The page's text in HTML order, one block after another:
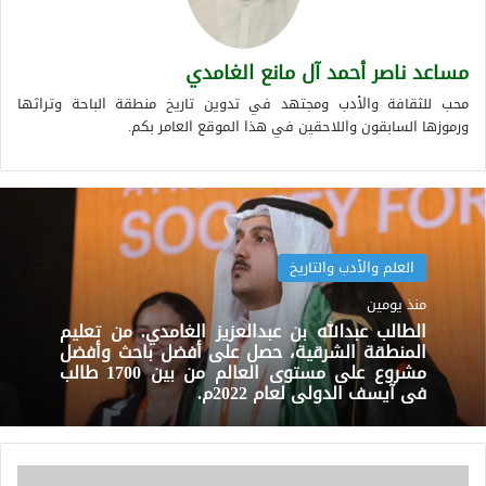
مساعد ناصر أحمد آل مانع الغامدي
محب للثقافة والأدب ومجتهد في تدوين تاريخ منطقة الباحة وتراثها
ورموزها السابقون واللاحقين في هذا الموقع العامر بكم.
العلم والأدب والتاريخ
منذ يومين
الطالب عبدالله بن عبدالعزيز الغامدي. من تعليم
المنطقة الشرقية، حصل على أفضل باحث وأفضل
مشروع على مستوى العالم من بين 1700 طالب
في آيسف الدولي لعام 2022م.